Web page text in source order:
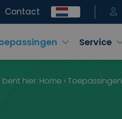
Contact
Service
bent hier: Home ›Toepassingen